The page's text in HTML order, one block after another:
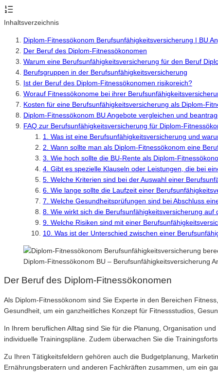
Inhaltsverzeichnis
Diplom-Fitnessökonom Berufsunfähigkeitsversicherung | BU
Der Beruf des Diplom-Fitnessökonomen
Warum eine Berufsunfähigkeitsversicherung für den Beruf
Berufsgruppen in der Berufsunfähigkeitsversicherung
Ist der Beruf des Diplom-Fitnessökonomen risikoreich?
Worauf Fitnessökonome bei ihrer
Kosten für eine Berufsunfähigkeitsversicherung als Diplom-
Diplom-Fitnessökonom BU Angebote vergleichen und
FAQ zur Berufsunfähigkeitsversicherung für Diplom-
1. Was ist eine Berufsunfähigkeitsversicherung und
2. Wann sollte man als Diplom-Fitnessökonom eine
3. Wie hoch sollte die BU-Rente als Diplom-
4. Gibt es spezielle Klauseln oder Leistungen, die bei
5. Welche Kriterien sind bei der Auswahl einer
6. Wie lange sollte die Laufzeit einer
7. Welche Gesundheitsprüfungen sind bei Abschluss
8. Wie wirkt sich die Berufsunfähigkeitsversicherung auf
9. Welche Risiken sind mit einer
10. Was ist der Unterschied zwischen einer
Diplom-Fitnessökonom BU – Berufsunfähigkeitsversicherung
Der Beruf des Diplom-Fitnessökonomen
Als Diplom-Fitnessökonom sind Sie Experte in den Bereichen
Gesundheit, um ein ganzheitliches Konzept für Fitnessstudios,
In Ihrem beruflichen Alltag sind Sie für die Planung, Organisation
individuelle Trainingspläne. Zudem überwachen Sie die
Zu Ihren Tätigkeitsfeldern gehören auch die Budgetplanung,
Ernährungsberatern und anderen Fachkräften zusammen, um ein